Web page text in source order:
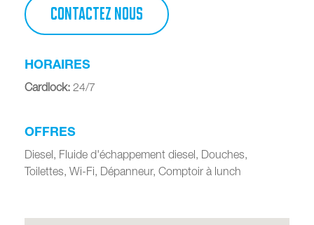
CONTACTEZ NOUS
HORAIRES
Cardlock: 24/7
OFFRES
Diesel, Fluide d'échappement diesel, Douches,
Toilettes, Wi-Fi, Dépanneur, Comptoir à lunch